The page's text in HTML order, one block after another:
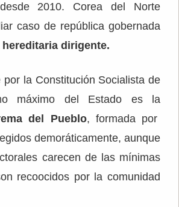
2010. Corea del Norte
caso de república gobernada
dirigente.
por la Constitución Socialista de
máximo del Estado es la
del Pueblo, formada por
demoráticamente, aunque
carecen de las mínimas
recoocidos por la comunidad